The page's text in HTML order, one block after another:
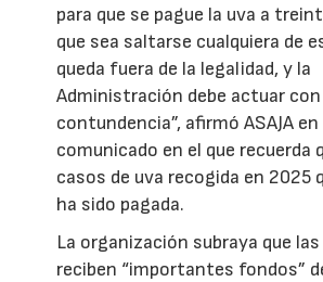
para que se pague la uva a
que sea saltarse cualquiera de
queda fuera de la legalidad, y la
Administración debe actuar con
contundencia”, afirmó ASAJA en
comunicado en el que recuerda
casos de uva recogida en 2025
ha sido pagada.
La organización subraya que
reciben “importantes fondos”